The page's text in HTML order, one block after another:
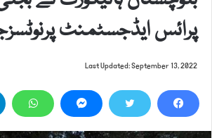
پرائس ایڈجسٹمنٹ
Last Updated: September 13, 2022